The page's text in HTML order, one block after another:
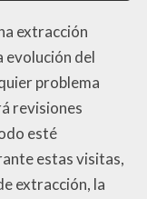
extracción
evolución del
problema
revisiones
esté
estas visitas,
extracción, la